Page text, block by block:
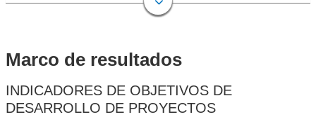
Marco de resultados
INDICADORES DE OBJETIVOS DE
DESARROLLO DE PROYECTOS